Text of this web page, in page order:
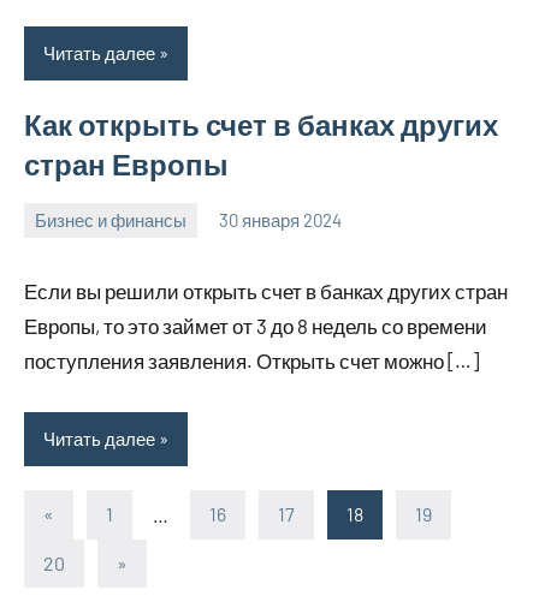
Читать далее
Как открыть счет в банках других
стран Европы
Бизнес и финансы 30 января 2024
home_teplo_r
Если вы решили открыть счет в банках других стран
Европы, то это займет от 3 до 8 недель со времени
поступления заявления. Открыть счет можно […]
Читать далее
Пагинация
«
Предыдущие
1 16 17 18 19
20
Следующие
»